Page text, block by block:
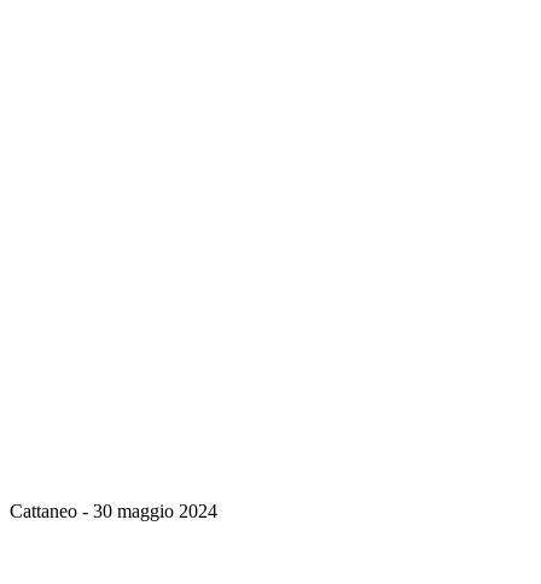
Cattaneo - 30 maggio 2024